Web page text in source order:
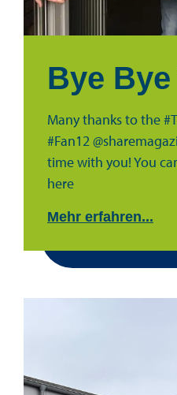
Bye Bye
Many thanks to the
#Fan12
time with you! You
here
Mehr erfahren...